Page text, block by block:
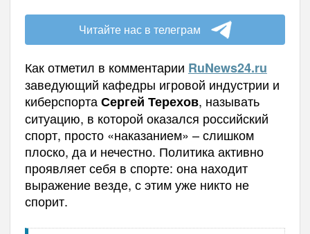
Читайте нас в телеграм
Как отметил в комментарии RuNews24.ru
заведующий кафедры игровой индустрии и
киберспортаСергей Терехов, называть
ситуацию, в которой оказался российский
спорт, просто «наказанием» – слишком
плоско, да и нечестно. Политика активно
проявляет себя в спорте: она находит
выражение везде, с этим уже никто не
спорит.